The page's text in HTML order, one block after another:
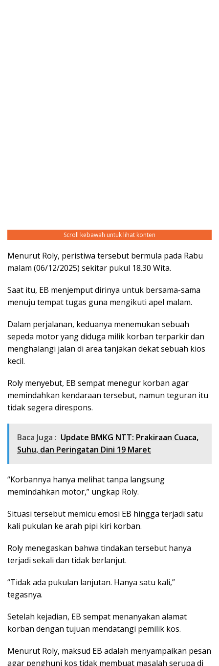
Scroll kebawah untuk lihat konten
Menurut Roly, peristiwa tersebut bermula pada Rabu
malam (06/12/2025) sekitar pukul 18.30 Wita.
Saat itu, EB menjemput dirinya untuk bersama-sama
menuju tempat tugas guna mengikuti apel malam.
Dalam perjalanan, keduanya menemukan sebuah
sepeda motor yang diduga milik korban terparkir dan
menghalangi jalan di area tanjakan dekat sebuah kios
kecil.
Roly menyebut, EB sempat menegur korban agar
memindahkan kendaraan tersebut, namun teguran itu
tidak segera direspons.
Baca Juga : Update BMKG NTT: Prakiraan Cuaca,
Suhu, dan Peringatan Dini 19 Maret
“Korbannya hanya melihat tanpa langsung
memindahkan motor,” ungkap Roly.
Situasi tersebut memicu emosi EB hingga terjadi satu
kali pukulan ke arah pipi kiri korban.
Roly menegaskan bahwa tindakan tersebut hanya
terjadi sekali dan tidak berlanjut.
“Tidak ada pukulan lanjutan. Hanya satu kali,”
tegasnya.
Setelah kejadian, EB sempat menanyakan alamat
korban dengan tujuan mendatangi pemilik kos.
Menurut Roly, maksud EB adalah menyampaikan pesan
agar penghuni kos tidak membuat masalah serupa di